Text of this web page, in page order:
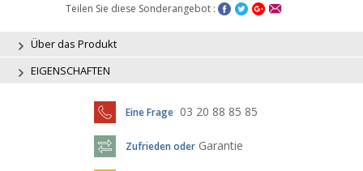
Teilen Sie diese Sonderangebot :
Über das Produkt
EIGENSCHAFTEN
Eine Frage 03 20 88 85 85
Zufrieden oder Garantie